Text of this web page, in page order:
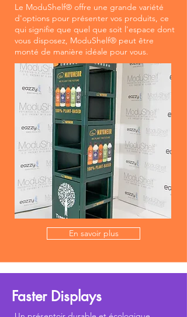
Le ModuShelf® offre une grande variété
d'options pour présenter vos produits, ce
qui signifie que quel que soit l'espace dont
vous disposez, ModuShelf® peut être
monté de manière idéale pour vous.
En savoir plus
Faster Displays